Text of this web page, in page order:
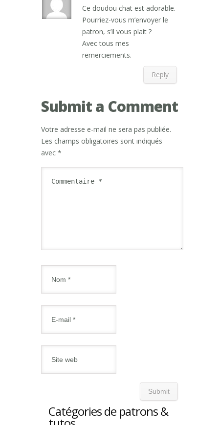
Ce doudou chat est adorable.
Pourriez-vous m’envoyer le
patron, s’il vous plait ?
Avec tous mes
remerciements.
Reply
Submit a Comment
Votre adresse e-mail ne sera pas publiée.
Les champs obligatoires sont indiqués
avec *
Catégories de patrons &